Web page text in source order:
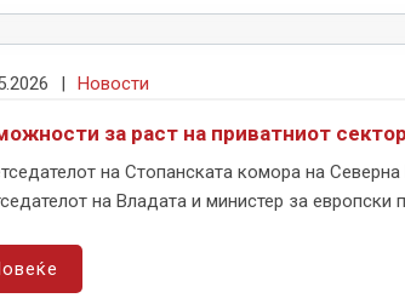
| Новости
за раст на приватниот
на Стопанската комора на
на Владата и министер за